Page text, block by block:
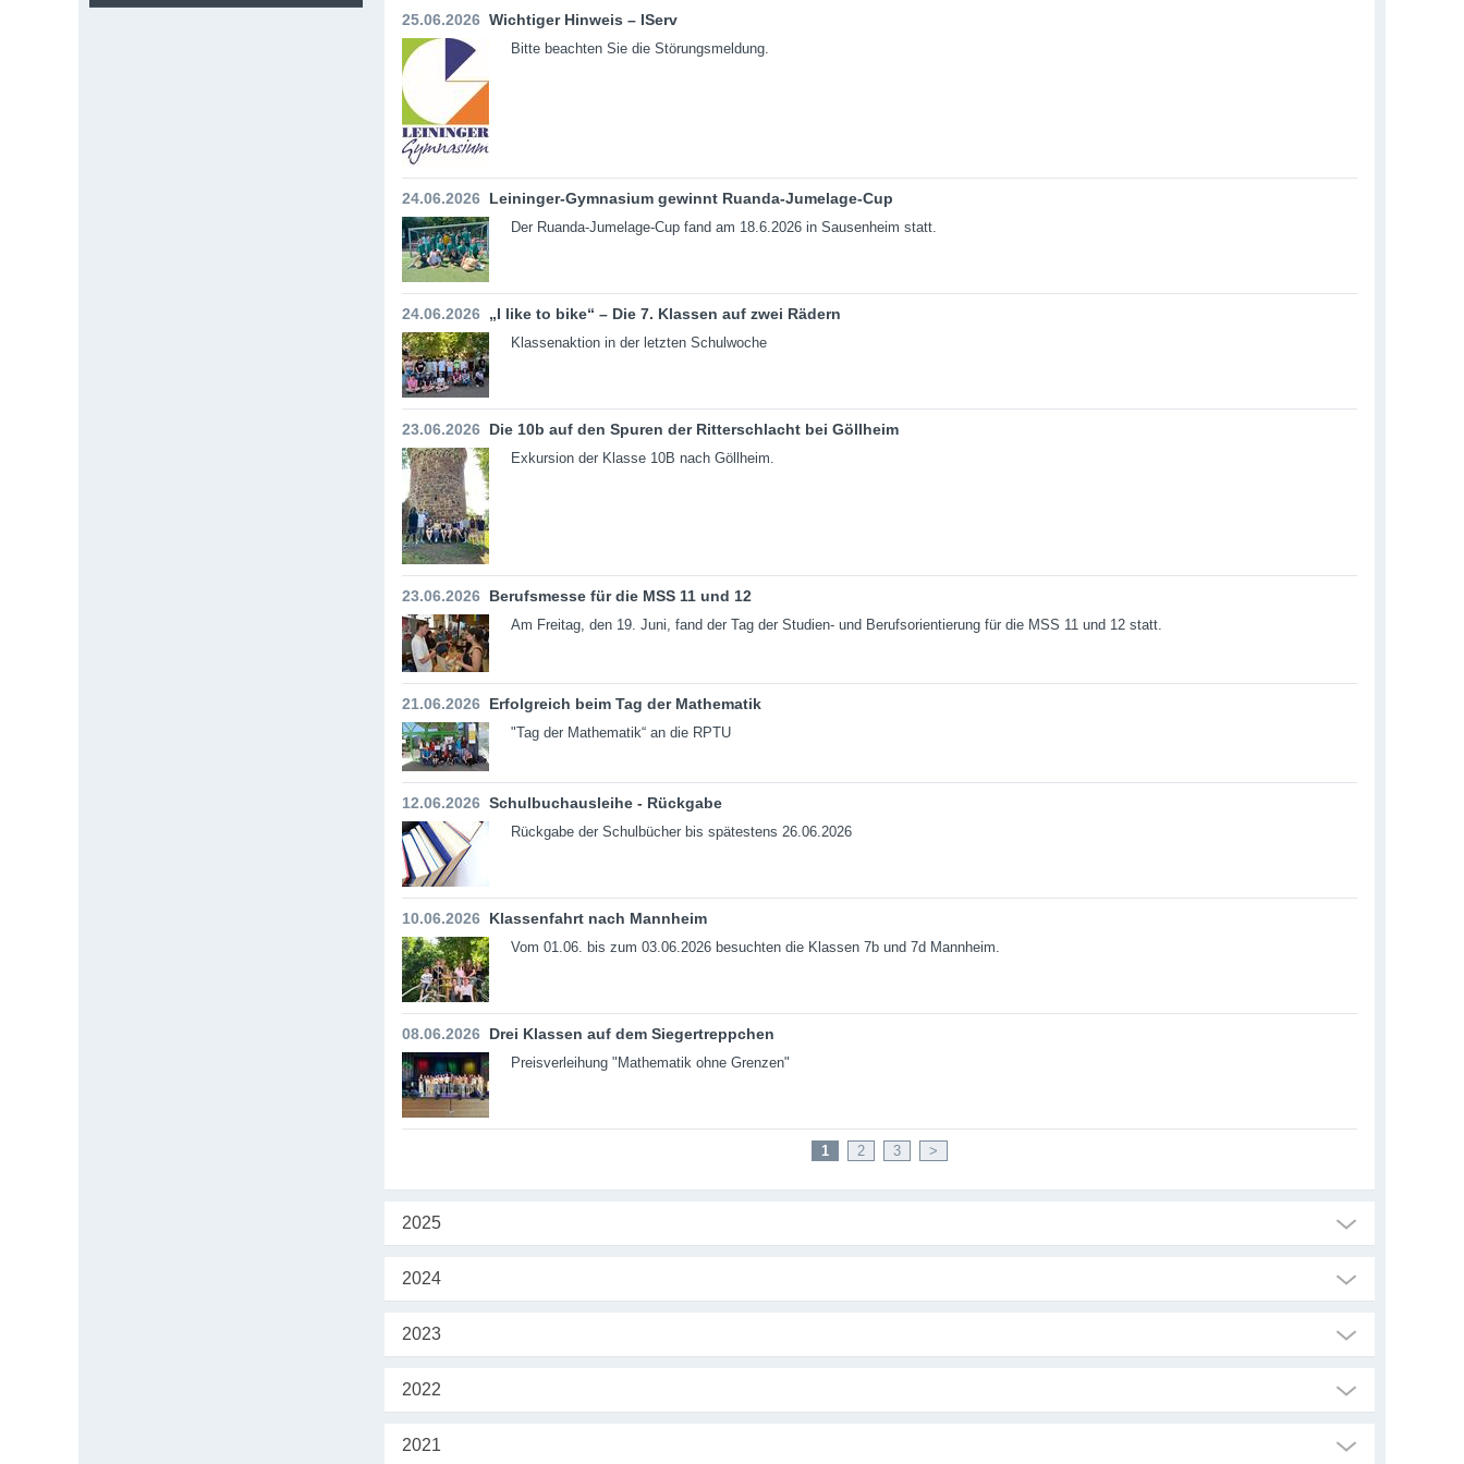
25.06.2026 Wichtiger Hinweis – IServ
Bitte beachten Sie die Störungsmeldung.
24.06.2026 Leininger-Gymnasium gewinnt Ruanda-Jumelage-Cup
Der Ruanda-Jumelage-Cup fand am 18.6.2026 in Sausenheim statt.
24.06.2026 „I like to bike“ – Die 7. Klassen auf zwei Rädern
Klassenaktion in der letzten Schulwoche
23.06.2026 Die 10b auf den Spuren der Ritterschlacht bei Göllheim
Exkursion der Klasse 10B nach Göllheim.
23.06.2026 Berufsmesse für die MSS 11 und 12
Am Freitag, den 19. Juni, fand der Tag der Studien- und Berufsorientierung für die MSS 11 und 12 statt.
21.06.2026 Erfolgreich beim Tag der Mathematik
"Tag der Mathematik“ an die RPTU
12.06.2026 Schulbuchausleihe - Rückgabe
Rückgabe der Schulbücher bis spätestens 26.06.2026
10.06.2026 Klassenfahrt nach Mannheim
Vom 01.06. bis zum 03.06.2026 besuchten die Klassen 7b und 7d Mannheim.
08.06.2026 Drei Klassen auf dem Siegertreppchen
Preisverleihung "Mathematik ohne Grenzen"
1 2 3 >
2025
2024
2023
2022
2021